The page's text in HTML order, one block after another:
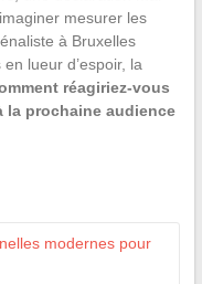
mesurer les
à Bruxelles
lueur d’espoir, la
réagiriez-vous
la prochaine audience
modernes pour